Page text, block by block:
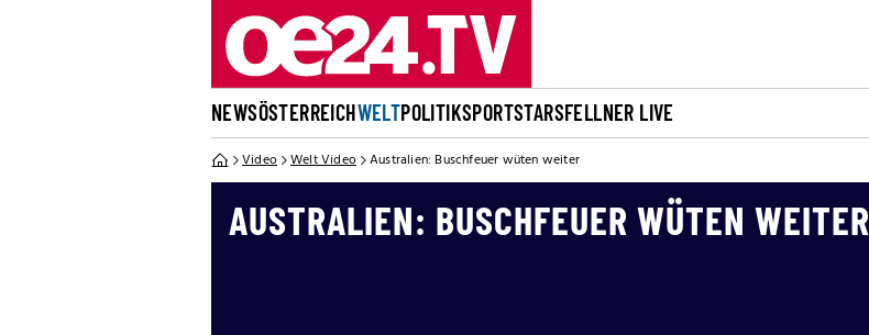
NEWSÖSTERREICHWELTPOLITIKSPORTSTARSFELLNER LIVE
Video Welt Video Australien: Buschfeuer wüten weiter
AUSTRALIEN: BUSCHFEUER WÜTEN WEITER